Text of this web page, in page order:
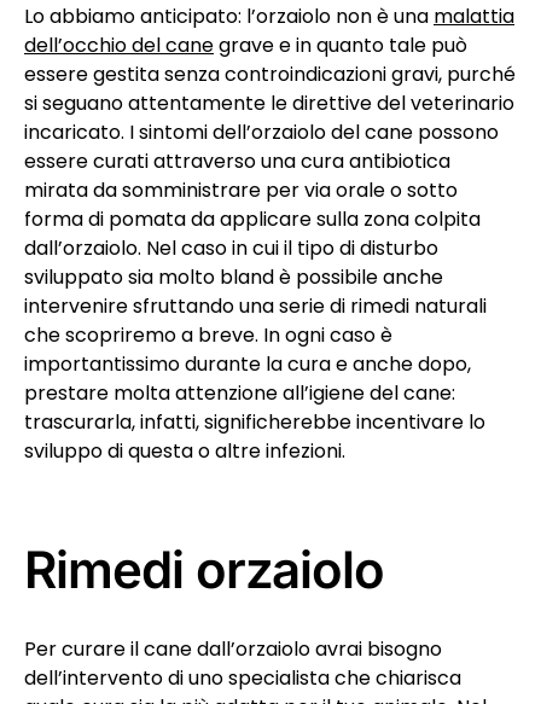
Lo abbiamo anticipato: l’orzaiolo non è una malattia
dell’occhio del canegrave e in quanto tale può
essere gestita senza controindicazioni gravi, purché
si seguano attentamente le direttive del veterinario
incaricato. I sintomi dell’orzaiolo del cane possono
essere curati attraverso una cura antibiotica
mirata da somministrare per via orale o sotto
forma di pomata da applicare sulla zona colpita
dall’orzaiolo. Nel caso in cui il tipo di disturbo
sviluppato sia molto bland è possibile anche
intervenire sfruttando una serie di rimedi naturali
che scopriremo a breve. In ogni caso è
importantissimo durante la cura e anche dopo,
prestare molta attenzione all’igiene del cane:
trascurarla, infatti, significherebbe incentivare lo
sviluppo di questa o altre infezioni.
Rimedi orzaiolo
Per curare il cane dall’orzaiolo avrai bisogno
dell’intervento di uno specialista che chiarisca